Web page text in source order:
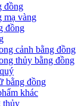
đồng
mạ vàng
đồng
cảnh bằng đồng
thủy bằng đồng
bằng đồng
khác
thủy